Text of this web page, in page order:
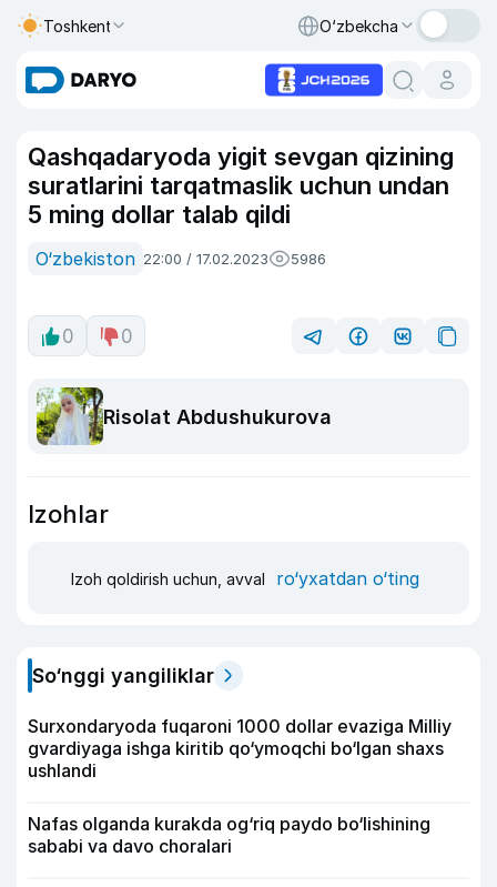
Toshkent O‘zbekcha
Qashqadaryoda yigit sevgan qizining
suratlarini tarqatmaslik uchun undan
5 ming dollar talab qildi
O‘zbekiston 22:00 / 17.02.2023 5986
0 0
Risolat Abdushukurova
Izohlar
Izoh qoldirish uchun, avval ro‘yxatdan o‘ting
So‘nggi yangiliklar
Surxondaryoda fuqaroni 1000 dollar evaziga Milliy
gvardiyaga ishga kiritib qo‘ymoqchi bo‘lgan shaxs
ushlandi
Nafas olganda kurakda og‘riq paydo bo‘lishining
sababi va davo choralari